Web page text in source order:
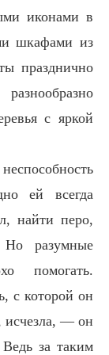
иконами в
шкафами из
празднично
с яркой
ей всегда
найти перо,
Но разумные
помогать.
с которой он
исчезла, — он
за таким